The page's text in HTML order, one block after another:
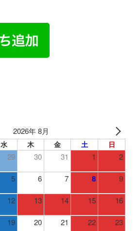
2026年 8月
水 木 金 土 日
29 30 31 1 2
5 6 7 8 9
12 13 14 15 16
19 20 21 22 23